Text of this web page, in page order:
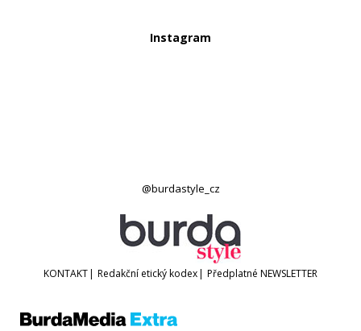
Instagram
@burdastyle_cz
KONTAKT| Redakční etický kodex| Předplatné NEWSLETTER